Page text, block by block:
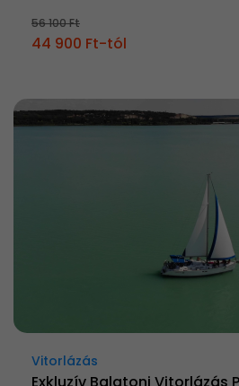
56 100 Ft
44 900 Ft-tól
Vitorlázás
Exkluzív Balatoni Vitorlázás